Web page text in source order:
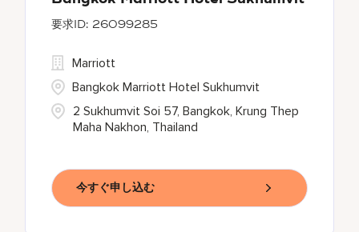
26099285
2 Sukhumvit Soi 57, Bangkok, Krung Thep
Maha Nakhon, Thailand
Marriott
Bangkok Marriott Hotel Sukhumvit
今すぐ申し込む